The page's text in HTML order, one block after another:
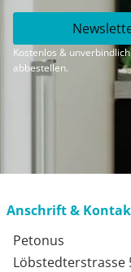
Kostenlos &
abbestellen.
Anschrift &
Petonus
Löbstedterstrasse